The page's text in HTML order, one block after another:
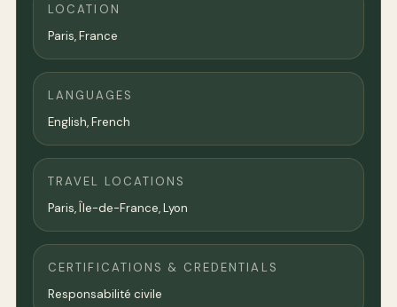
LOCATION
Paris,France
LANGUAGES
English, French
TRAVEL LOCATIONS
Paris, Île-de-France, Lyon
CERTIFICATIONS & CREDENTIALS
Responsabilité civile